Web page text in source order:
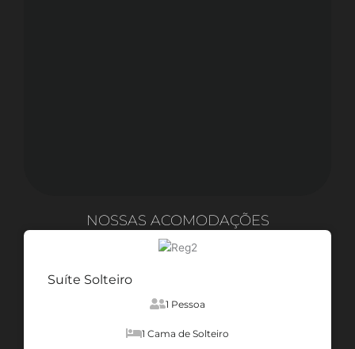
NOSSAS ACOMODAÇÕES
Suíte Solteiro
1 Pessoa
1 Cama de Solteiro